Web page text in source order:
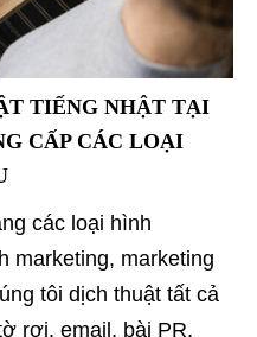
TIẾNG NHẬT TẠI
CẤP CÁC LOẠI
các loại hình
marketing, marketing
tôi dịch thuật tất cả
rơi, email, bài PR,